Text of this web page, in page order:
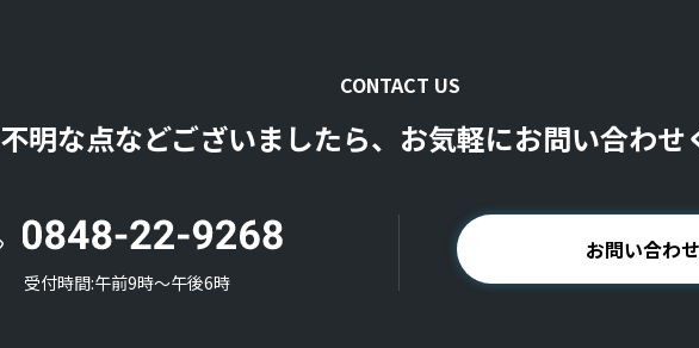
CONTACT US
不明な点などございましたら、お気軽にお問い合わせ
受付時間:午前9時〜午後6時
お問い合わせ